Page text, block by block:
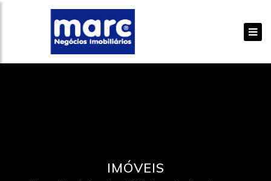
IMÓVEIS